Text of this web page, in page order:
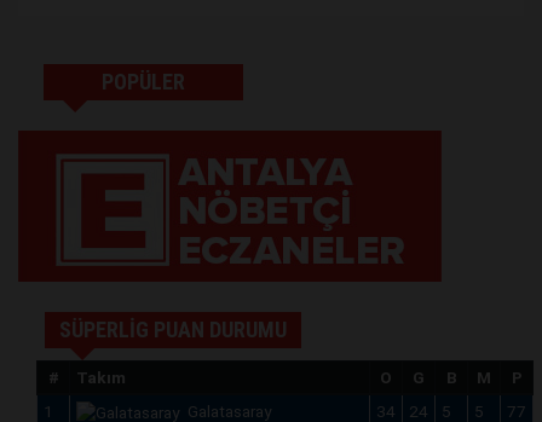
POPÜLER
SÜPERLİG PUAN DURUMU
# Takım O G B M
P
1
Galatasaray 34 24 5 5
77